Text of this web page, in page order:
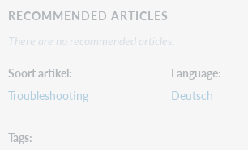
RECOMMENDED ARTICLES
There are no recommended articles.
Soort artikel
Troubleshooting
Language
Deutsch
Tags